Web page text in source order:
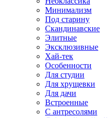
Минимализм
Под старину
Скандинавские
Элитные
Эксклюзивные
Хай-тек
Особенности
Для студии
Для хрущевки
Для дачи
Встроенные
С антресолями